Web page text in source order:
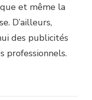
et même la
D’ailleurs,
des publicités
professionnels.